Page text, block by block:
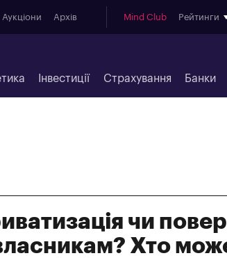
Аукціони Архів Mind Club Рейтинги
Інвестиції Страхування Банки
чи
Хто